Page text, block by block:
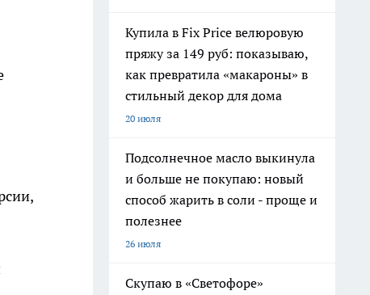
Купила в Fix Price велюровую
пряжу за 149 руб: показываю,
как превратила «макароны» в
стильный декор для дома
20 июля
Подсолнечное масло выкинула
и больше не покупаю: новый
способ жарить в соли - проще и
полезнее
26 июля
Скупаю в «Светофоре»